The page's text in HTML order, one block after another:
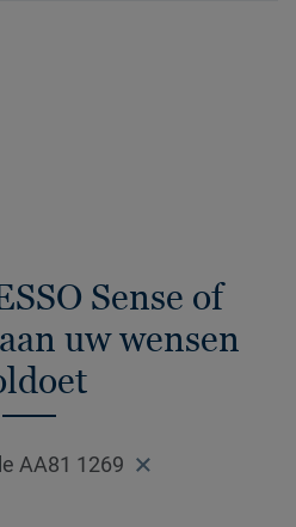
Sense of
uw wensen
AA81 1269